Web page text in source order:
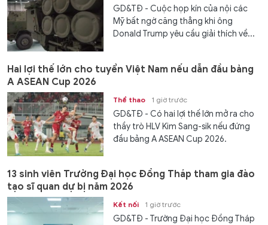
GD&TĐ - Cuộc họp kín của nội các
Mỹ bất ngờ căng thẳng khi ông
Donald Trump yêu cầu giải thích về...
Hai lợi thế lớn cho tuyển Việt Nam nếu dẫn đầu bảng
A ASEAN Cup 2026
Thể thao 1 giờ trước
GD&TĐ - Có hai lợi thế lớn mở ra cho
thầy trò HLV Kim Sang-sik nếu đứng
đầu bảng A ASEAN Cup 2026.
13 sinh viên Trường Đại học Đồng Tháp tham gia đào
tạo sĩ quan dự bị năm 2026
Kết nối 1 giờ trước
GD&TĐ - Trường Đại học Đồng Tháp